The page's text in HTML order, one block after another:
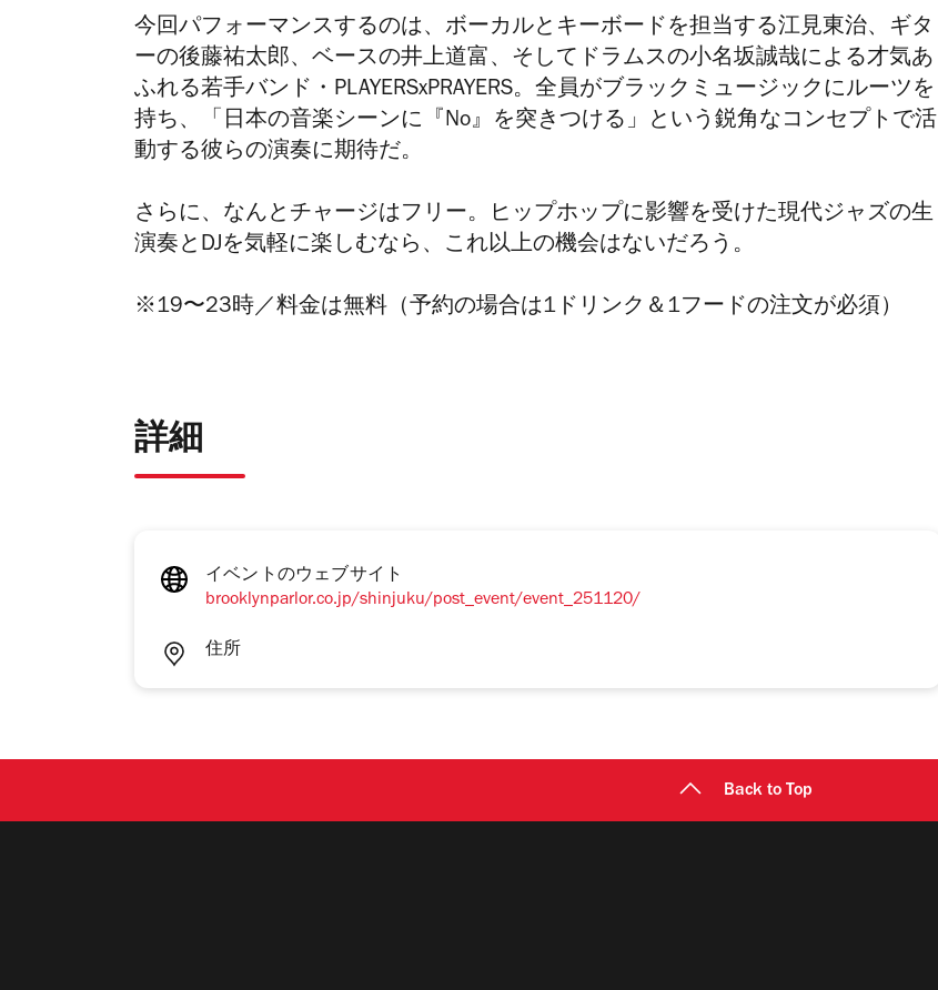
今回パフォーマンスするのは、ボーカルとキーボードを担当する江見東治、ギタ
ーの後藤祐太郎、ベースの井上道富、そしてドラムスの小名坂誠哉による才気あ
ふれる若手バンド・PLAYERSxPRAYERS。全員がブラックミュージックにルーツを
持ち、「日本の音楽シーンに『No』を突きつける」という鋭角なコンセプトで活
動する彼らの演奏に期待だ。
さらに、なんとチャージはフリー。ヒップホップに影響を受けた現代ジャズの生
演奏とDJを気軽に楽しむなら、これ以上の機会はないだろう。
※19〜23時／料金は無料（予約の場合は1ドリンク＆1フードの注文が必須）
詳細
イベントのウェブサイト
brooklynparlor.co.jp/shinjuku/post_event/event_251120/
住所
Back to Top